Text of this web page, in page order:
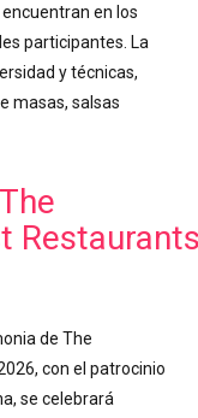
en los
participantes. La
y técnicas,
masas, salsas
de The
con el patrocinio
se celebrará